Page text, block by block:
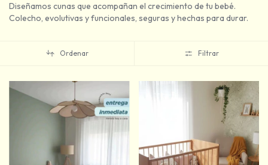
Diseñamos cunas que acompañan el crecimiento de tu bebé.
Colecho, evolutivas y funcionales, seguras y hechas para durar.
Ordenar Filtrar